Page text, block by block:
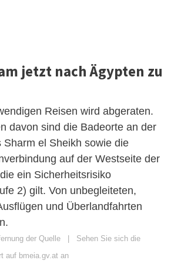
jetzt nach Ägypten zu
Reisen wird abgeraten.
davon sind die Badeorte an der
Sharm el Sheikh sowie die
auf der Westseite der
ein Sicherheitsrisiko
2) gilt. Von unbegleiteten,
und Überlandfahrten
der Quelle | Sehen Sie sich die
auf bmeia.gv.at an